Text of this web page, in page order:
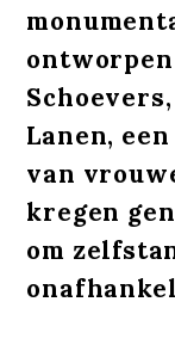
Lanen,
van
kregen
om